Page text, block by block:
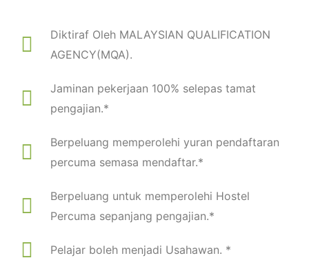
Diktiraf Oleh MALAYSIAN QUALIFICATION
AGENCY(MQA).
Jaminan pekerjaan 100% selepas tamat
pengajian.*
Berpeluang memperolehi yuran pendaftaran
percuma semasa mendaftar.*
Berpeluang untuk memperolehi Hostel
Percuma sepanjang pengajian.*
Pelajar boleh menjadi Usahawan. *